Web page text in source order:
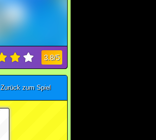
3.8/5
Zurück zum Spiel